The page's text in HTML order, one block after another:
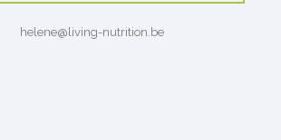
helene@living-nutrition.be